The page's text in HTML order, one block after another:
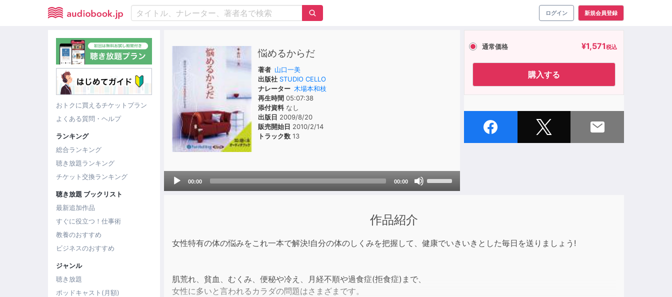
ログイン 新規会員登録
おトクに買えるチケットプラン
よくある質問・ヘルプ
ランキング
総合ランキング
聴き放題ランキング
チケット交換ランキング
聴き放題 ブックリスト
最新追加作品
すぐに役立つ！仕事術
教養のおすすめ
ビジネスのおすすめ
ジャンル
聴き放題
ポッドキャスト(月額)
悩めるからだ
著者 山口一美
出版社 STUDIO CELLO
ナレーター 木場本和枝
再生時間 05:07:38
添付資料なし
出版日 2009/8/20
販売開始日 2010/2/14
トラック数 13
Audio
00:00 00:00
or
通常価格 ¥1,571税込
購入する
作品紹介
女性特有の体の悩みをこれ一本で解決!自分の体のしくみを把握して、健康でいきいきとした毎日を送りましょう!
肌荒れ、貧血、むくみ、便秘や冷え、月経不順や過食症(拒食症)まで、
女性に多いと言われるカラダの問題はさまざまです。